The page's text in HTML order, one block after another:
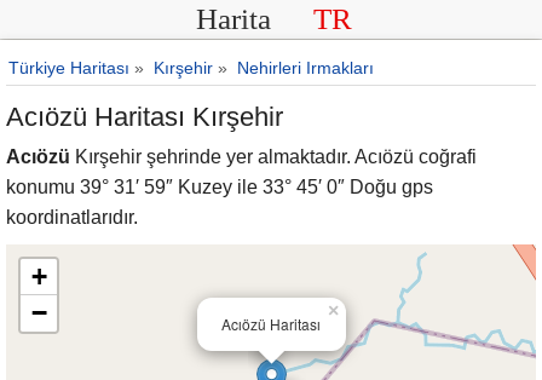
Harita TR
Türkiye Haritası » Kırşehir » Nehirleri Irmakları
Acıözü Haritası Kırşehir
Acıözü Kırşehir şehrinde yer almaktadır. Acıözü coğrafi
konumu 39° 31′ 59″ Kuzey ile 33° 45′ 0″ Doğu gps
koordinatlarıdır.
Acıözü Haritası
×
+
−